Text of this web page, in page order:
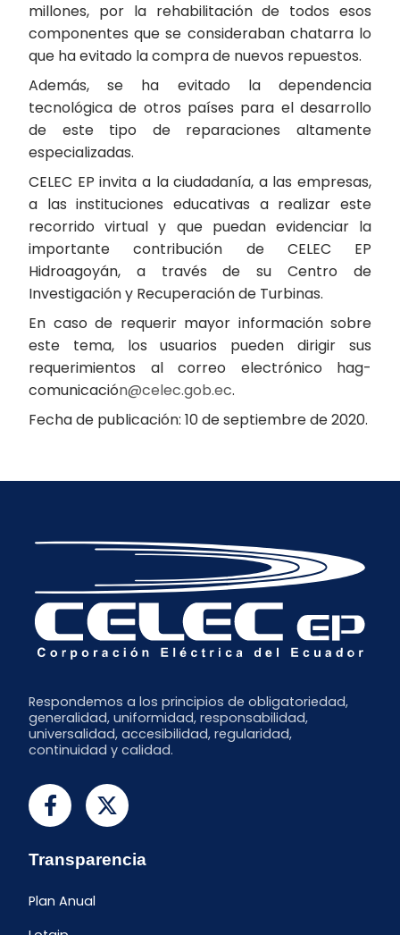
millones, por la rehabilitación de todos esos
componentes que se consideraban chatarra lo
que ha evitado la compra de nuevos repuestos.
Además, se ha evitado la dependencia
tecnológica de otros países para el desarrollo
de este tipo de reparaciones altamente
especializadas.
CELEC EP invita a la ciudadanía, a las empresas,
a las instituciones educativas a realizar este
recorrido virtual y que puedan evidenciar la
importante contribución de CELEC EP
Hidroagoyán, a través de su Centro de
Investigación y Recuperación de Turbinas.
En caso de requerir mayor información sobre
este tema, los usuarios pueden dirigir sus
requerimientos al correo electrónico hag-
comunicación@celec.gob.ec.
Fecha de publicación: 10 de septiembre de 2020.
Respondemos a los principios de obligatoriedad,
generalidad, uniformidad, responsabilidad,
universalidad, accesibilidad, regularidad,
continuidad y calidad.
Transparencia
Plan Anual